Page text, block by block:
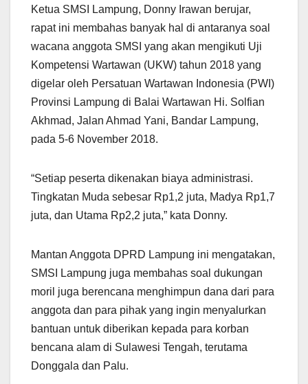
Ketua SMSI Lampung, Donny Irawan berujar,
rapat ini membahas banyak hal di antaranya soal
wacana anggota SMSI yang akan mengikuti Uji
Kompetensi Wartawan (UKW) tahun 2018 yang
digelar oleh Persatuan Wartawan Indonesia (PWI)
Provinsi Lampung di Balai Wartawan Hi. Solfian
Akhmad, Jalan Ahmad Yani, Bandar Lampung,
pada 5-6 November 2018.
“Setiap peserta dikenakan biaya administrasi.
Tingkatan Muda sebesar Rp1,2 juta, Madya Rp1,7
juta, dan Utama Rp2,2 juta,” kata Donny.
Mantan Anggota DPRD Lampung ini mengatakan,
SMSI Lampung juga membahas soal dukungan
moril juga berencana menghimpun dana dari para
anggota dan para pihak yang ingin menyalurkan
bantuan untuk diberikan kepada para korban
bencana alam di Sulawesi Tengah, terutama
Donggala dan Palu.